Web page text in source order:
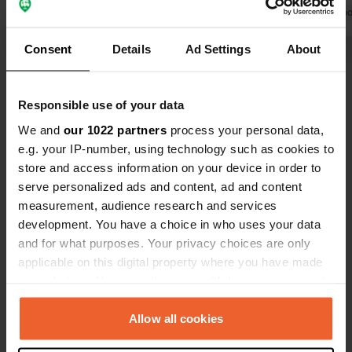
Consent Details Ad Settings About
Responsible use of your data
We and our 1022 partners process your personal data,
e.g. your IP-number, using technology such as cookies to
store and access information on your device in order to
serve personalized ads and content, ad and content
measurement, audience research and services
development. You have a choice in who uses your data
and for what purposes. Your privacy choices are only
applicable on this digital property where you have made
any time from the Cookie Declaration or by clicking on
the Privacy trigger icon.Allow all cookies
jour. Seulement 3 étoiles pour la
quinzaine d'autres emplacements,
caillouteuse qui devient
naturellement trop chaude en plein
soleil l'été. L'électricité est disponible
en abondance sur les deux parties du
camping. Paiement à l'office de
tourisme, à droite en face de l'entrée,
ouvert du lundi au vendredi de 7h15 à
13h15, et le vendredi également de
16h à 18h. Vous pouvez aussi déposer
prévue à cet effet.
Traduit par
Es-tu déjà venu ici ?
Contact
Alte Heerstraße 6